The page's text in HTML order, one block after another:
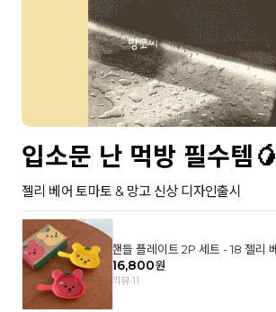
입소문 난 먹방 필수템🥭
젤리 베어 토마토 & 망고 신상 디자인출시
핸들 플레이트 2P 세트 - 18 젤리
& 망고
16,800원
리뷰 11